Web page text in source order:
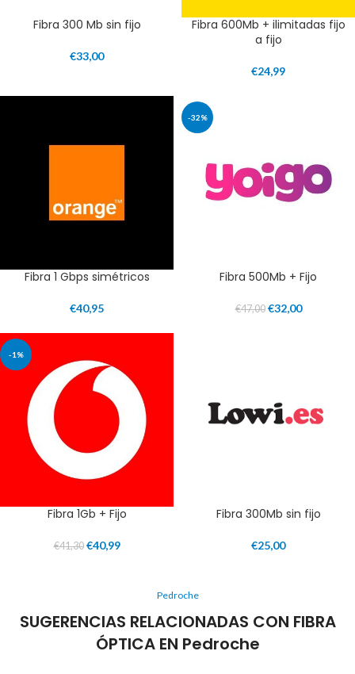
Fibra 300 Mb sin fijo
€33,00
Fibra 600Mb + ilimitadas fijo
a fijo
€24,99
Fibra 1 Gbps simétricos
€40,95
-32%
Fibra 500Mb + Fijo
€47,00 €32,00
-1%
Fibra 1Gb + Fijo
€41,30 €40,99
Fibra 300Mb sin fijo
€25,00
Pedroche
SUGERENCIAS RELACIONADAS CON FIBRA
ÓPTICA EN Pedroche